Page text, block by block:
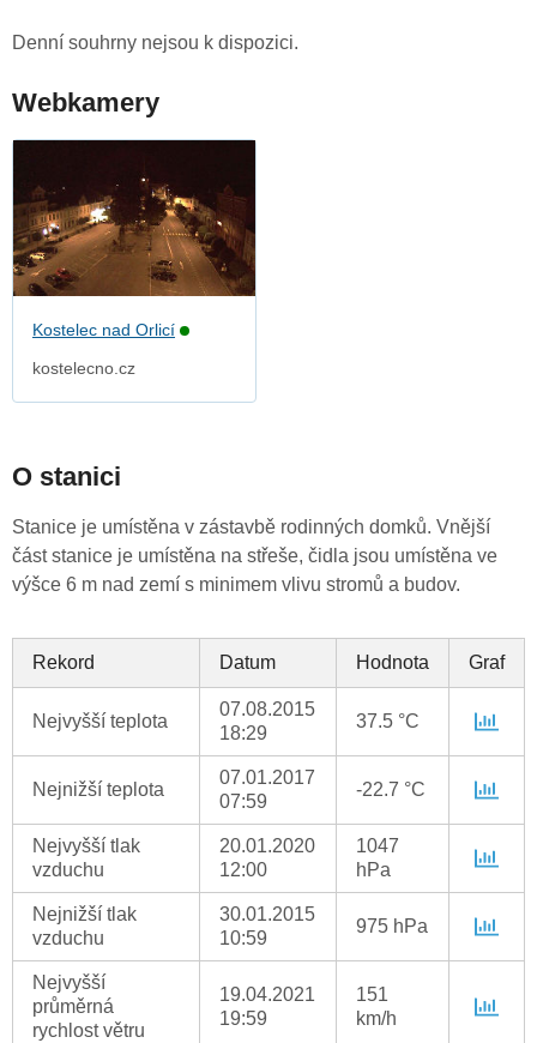
Denní souhrny nejsou k dispozici.
Webkamery
Kostelec nad Orlicí
kostelecno.cz
O stanici
Stanice je umístěna v zástavbě rodinných domků. Vnější
část stanice je umístěna na střeše, čidla jsou umístěna ve
výšce 6 m nad zemí s minimem vlivu stromů a budov.
Rekord Datum Hodnota Graf
Nejvyšší teplota
07.08.2015
18:29
37.5 °C
Nejnižší teplota
07.01.2017
07:59
-22.7 °C
Nejvyšší tlak
vzduchu
20.01.2020
12:00
1047
hPa
Nejnižší tlak
vzduchu
30.01.2015
10:59
975 hPa
Nejvyšší
průměrná
rychlost větru
19.04.2021
19:59
151
km/h